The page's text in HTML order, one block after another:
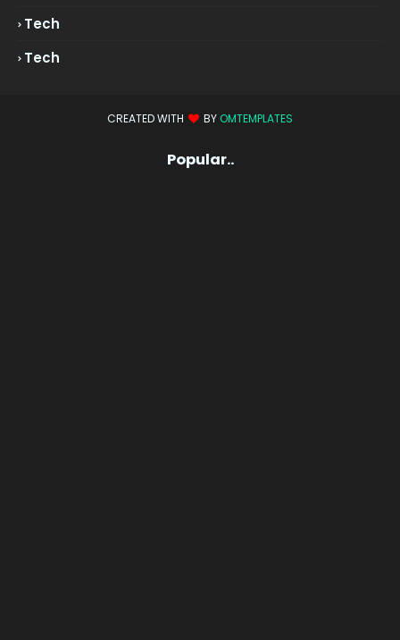
Tech
Tech
CREATED WITH BY OMTEMPLATES
Popular..